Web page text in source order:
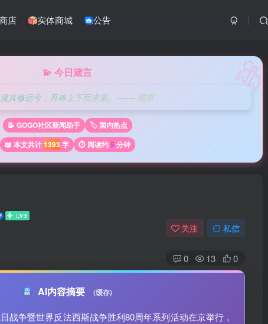
店 实体商城 公告
🎀
💫 今日箴言
其修远兮，吾将上下而求索。 —— 屈原"
📝 GOGO社区新闻助手
🏷️ 国内热点
📖 本文共计1393字 ⏱️ 阅读约5 分钟
关注 私信
0 13 0
AI内容摘要 (缓存)
战争暨世界反法西斯战争胜利80周年系列活动在京举行，